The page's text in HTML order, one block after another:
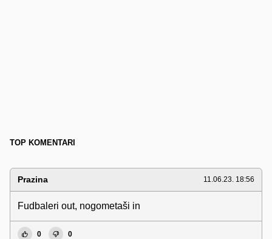
TOP KOMENTARI
Prazina 11.06.23. 18:56
Fudbaleri out, nogometaši in
0 0